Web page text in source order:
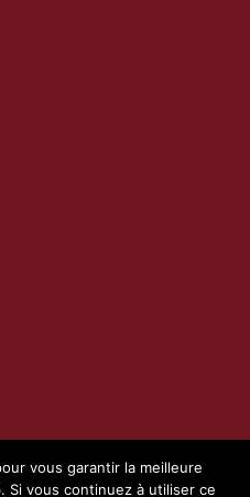
vous garantir la meilleure
vous continuez à utiliser ce